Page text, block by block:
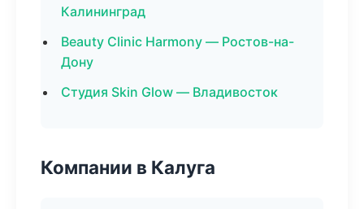
Калининград
Beauty Clinic Harmony — Ростов-на-
Дону
Студия Skin Glow — Владивосток
Компании в Калуга